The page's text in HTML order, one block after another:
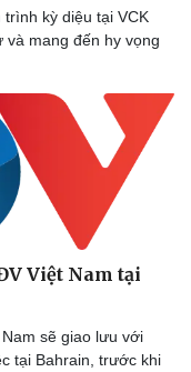
- Gia đình
trình kỳ diệu tại VCK
và mang đến hy vọng
Việt Nam tại
sẽ giao lưu với
tại Bahrain, trước khi